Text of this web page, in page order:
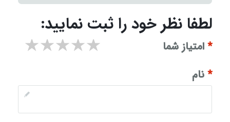
لطفا نظر خود را ثبت نمایید:
*امتیاز شما ۵ stars ۴ stars ۳ stars ۲ stars
*نام